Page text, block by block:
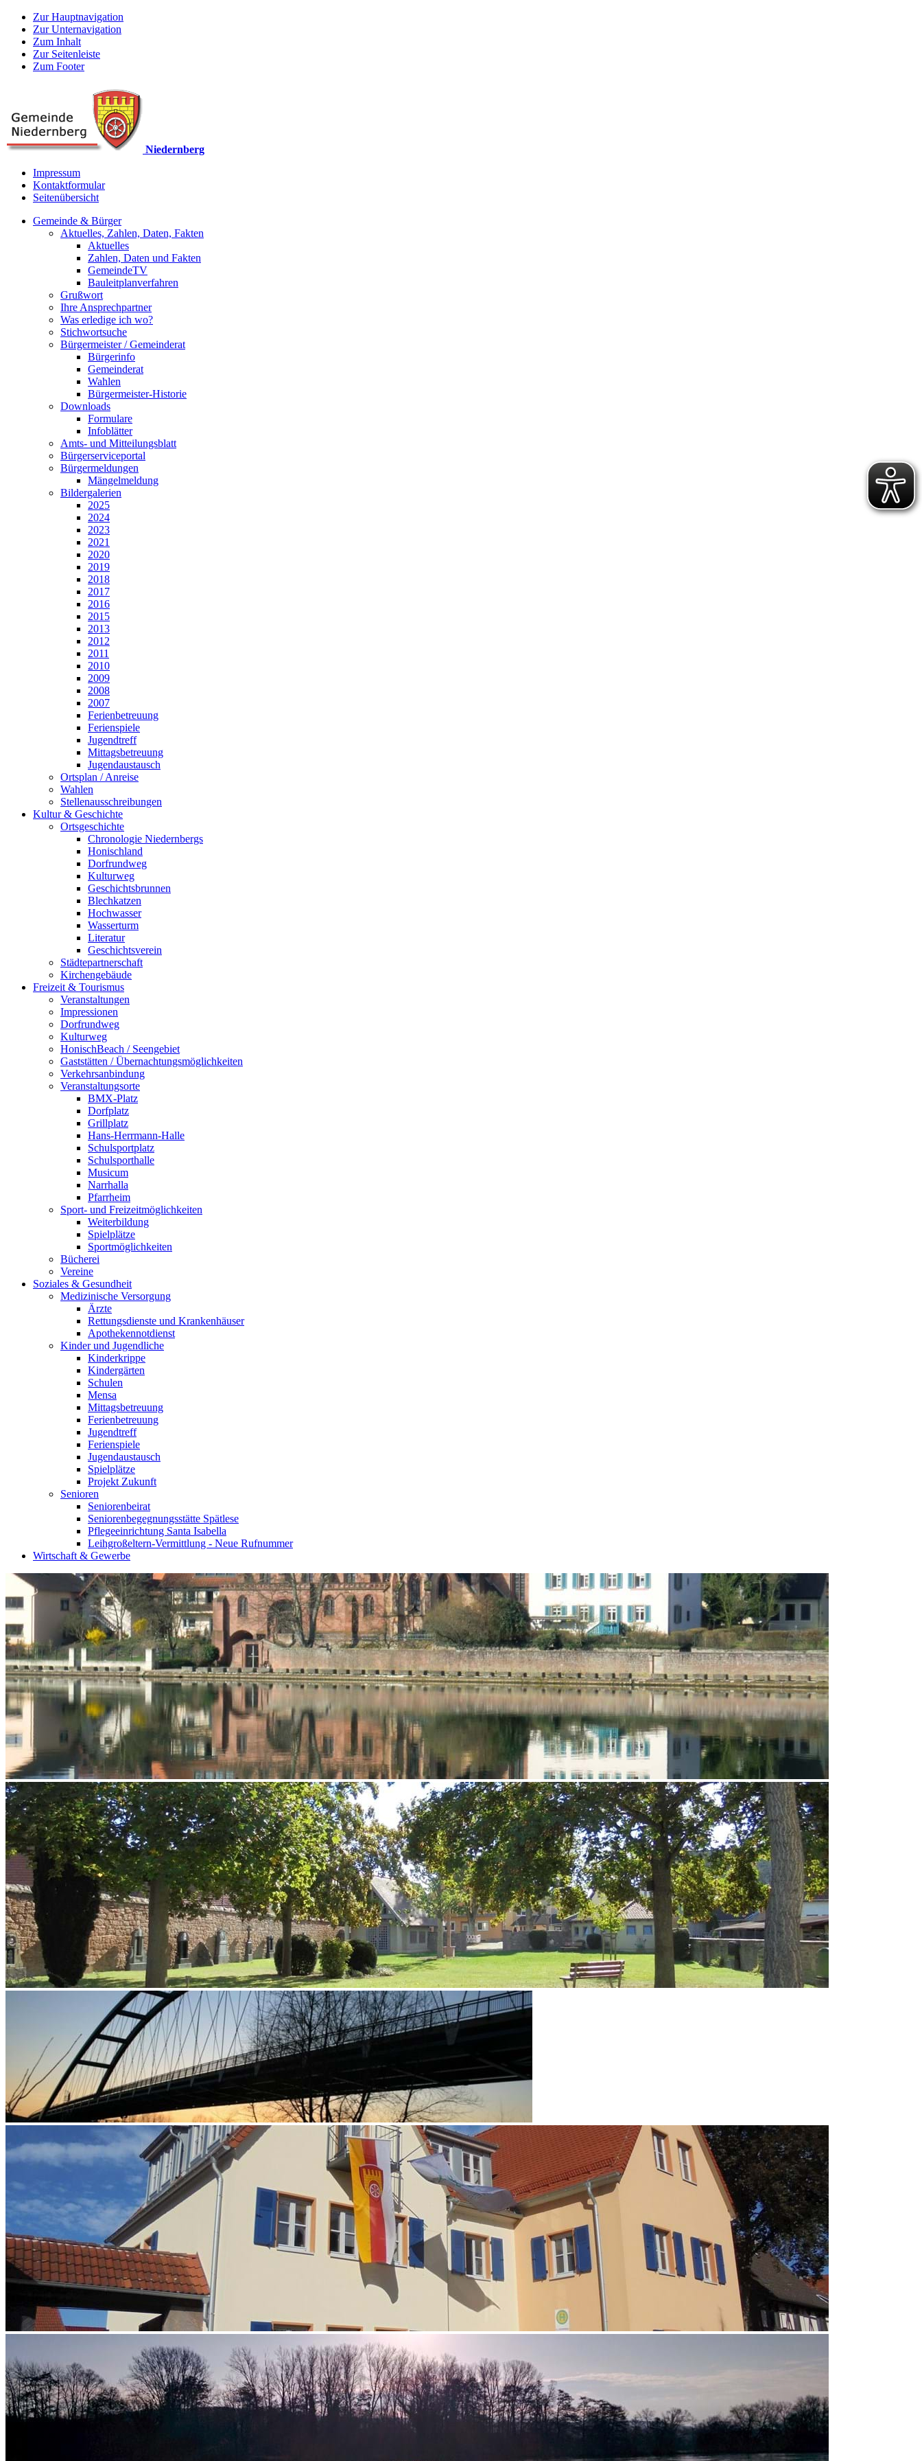
Zur Hauptnavigation
Zur Unternavigation
Zum Inhalt
Zur Seitenleiste
Zum Footer
Niedernberg
Impressum
Kontaktformular
Seitenübersicht
Gemeinde & Bürger
Aktuelles, Zahlen, Daten, Fakten
Aktuelles
Zahlen, Daten und Fakten
GemeindeTV
Bauleitplanverfahren
Grußwort
Ihre Ansprechpartner
Was erledige ich wo?
Stichwortsuche
Bürgermeister / Gemeinderat
Bürgerinfo
Gemeinderat
Wahlen
Bürgermeister-Historie
Downloads
Formulare
Infoblätter
Amts- und Mitteilungsblatt
Bürgerserviceportal
Bürgermeldungen
Mängelmeldung
Bildergalerien
2025
2024
2023
2021
2020
2019
2018
2017
2016
2015
2013
2012
2011
2010
2009
2008
2007
Ferienbetreuung
Ferienspiele
Jugendtreff
Mittagsbetreuung
Jugendaustausch
Ortsplan / Anreise
Wahlen
Stellenausschreibungen
Kultur & Geschichte
Ortsgeschichte
Chronologie Niedernbergs
Honischland
Dorfrundweg
Kulturweg
Geschichtsbrunnen
Blechkatzen
Hochwasser
Wasserturm
Literatur
Geschichtsverein
Städtepartnerschaft
Kirchengebäude
Freizeit & Tourismus
Veranstaltungen
Impressionen
Dorfrundweg
Kulturweg
HonischBeach / Seengebiet
Gaststätten / Übernachtungsmöglichkeiten
Verkehrsanbindung
Veranstaltungsorte
BMX-Platz
Dorfplatz
Grillplatz
Hans-Herrmann-Halle
Schulsportplatz
Schulsporthalle
Musicum
Narrhalla
Pfarrheim
Sport- und Freizeitmöglichkeiten
Weiterbildung
Spielplätze
Sportmöglichkeiten
Bücherei
Vereine
Soziales & Gesundheit
Medizinische Versorgung
Ärzte
Rettungsdienste und Krankenhäuser
Apothekennotdienst
Kinder und Jugendliche
Kinderkrippe
Kindergärten
Schulen
Mensa
Mittagsbetreuung
Ferienbetreuung
Jugendtreff
Ferienspiele
Jugendaustausch
Spielplätze
Projekt Zukunft
Senioren
Seniorenbeirat
Seniorenbegegnungsstätte Spätlese
Pflegeeinrichtung Santa Isabella
Leihgroßeltern-Vermittlung - Neue Rufnummer
Wirtschaft & Gewerbe